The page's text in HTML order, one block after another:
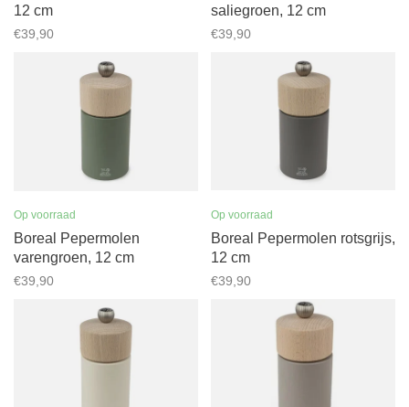
12 cm
€39,90
saliegroen, 12 cm
€39,90
Op voorraad
Boreal Pepermolen
varengroen, 12 cm
€39,90
Op voorraad
Boreal Pepermolen rotsgrijs,
12 cm
€39,90